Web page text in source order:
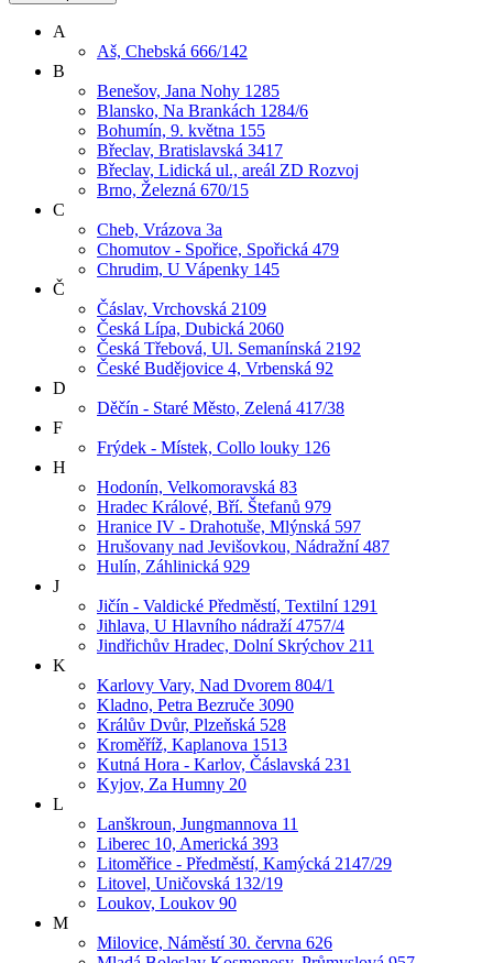
A
Aš, Chebská 666/142
B
Benešov, Jana Nohy 1285
Blansko, Na Brankách 1284/6
Bohumín, 9. května 155
Břeclav, Bratislavská 3417
Břeclav, Lidická ul., areál ZD Rozvoj
Brno, Železná 670/15
C
Cheb, Vrázova 3a
Chomutov - Spořice, Spořická 479
Chrudim, U Vápenky 145
Č
Čáslav, Vrchovská 2109
Česká Lípa, Dubická 2060
Česká Třebová, Ul. Semanínská 2192
České Budějovice 4, Vrbenská 92
D
Děčín - Staré Město, Zelená 417/38
F
Frýdek - Místek, Collo louky 126
H
Hodonín, Velkomoravská 83
Hradec Králové, Bří. Štefanů 979
Hranice IV - Drahotuše, Mlýnská 597
Hrušovany nad Jevišovkou, Nádražní 487
Hulín, Záhlinická 929
J
Jičín - Valdické Předměstí, Textilní 1291
Jihlava, U Hlavního nádraží 4757/4
Jindřichův Hradec, Dolní Skrýchov 211
K
Karlovy Vary, Nad Dvorem 804/1
Kladno, Petra Bezruče 3090
Králův Dvůr, Plzeňská 528
Kroměříž, Kaplanova 1513
Kutná Hora - Karlov, Čáslavská 231
Kyjov, Za Humny 20
L
Lanškroun, Jungmannova 11
Liberec 10, Americká 393
Litoměřice - Předměstí, Kamýcká 2147/29
Litovel, Uničovská 132/19
Loukov, Loukov 90
M
Milovice, Náměstí 30. června 626